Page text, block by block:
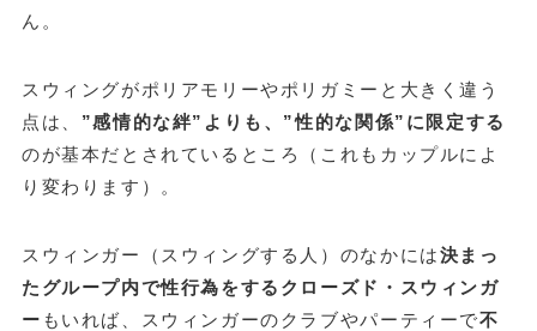
ん。
スウィングがポリアモリーやポリガミーと大きく違う
点は、 ”感情的な絆”よりも、”性的な関係”に限定する
のが基本だとされているところ（これもカップルによ
り変わります）。
スウィンガー（スウィングする人）のなかには決まっ
たグループ内で性行為をするクローズド・スウィンガ
ー もいれば、スウィンガーのクラブやパーティーで不